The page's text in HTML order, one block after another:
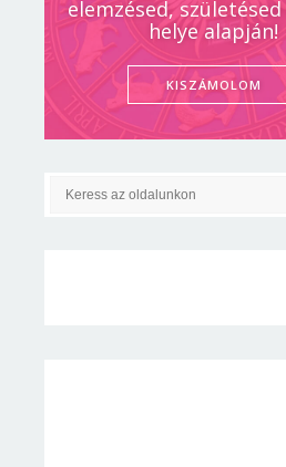
elemzésed,
helye alapján!
KISZÁMOLOM